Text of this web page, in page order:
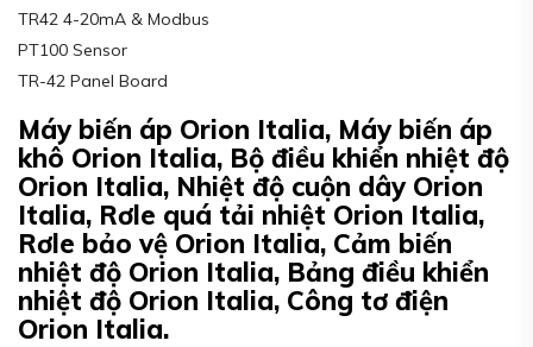
TR42 4-20mA & Modbus
PT100 Sensor
TR-42 Panel Board
Máy biến áp Orion Italia, Máy biến áp
khô Orion Italia, Bộ điều khiển nhiệt độ
Orion Italia, Nhiệt độ cuộn dây Orion
Italia, Rơle quá tải nhiệt Orion Italia,
Rơle bảo vệ Orion Italia, Cảm biến
nhiệt độ Orion Italia, Bảng điều khiển
nhiệt độ Orion Italia, Công tơ điện
Orion Italia.